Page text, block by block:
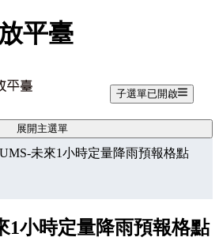
平臺
子選單已開啟
展開主選單
未來1小時定量降雨預報格點
1小時定量降雨預報格點